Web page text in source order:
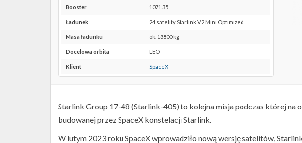
Maps
Booster 1071.35
Ładunek 24 satelity Starlink V2 Mini Optimized
Masa ładunku ok. 13800 kg
Docelowa orbita LEO
Klient SpaceX
Starlink Group 17-48 (Starlink-405) to kolejna misja podczas której na
budowanej przez SpaceX konstelacji Starlink.
W lutym 2023 roku SpaceX wprowadziło nową wersję satelitów,